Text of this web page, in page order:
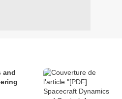
and